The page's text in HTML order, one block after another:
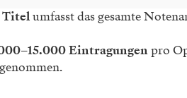
Titelumfasst das gesamte
Eintragungenpro